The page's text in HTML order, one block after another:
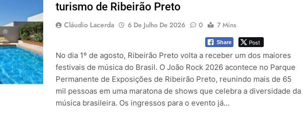
turismo de Ribeirão Preto
Cláudio Lacerda 6 De Julho De 2026 0 7 Mins
Share Post
No dia 1º de agosto, Ribeirão Preto volta a receber um dos maiores
festivais de música do Brasil. O João Rock 2026 acontece no Parque
Permanente de Exposições de Ribeirão Preto, reunindo mais de 65
mil pessoas em uma maratona de shows que celebra a diversidade da
música brasileira. Os ingressos para o evento já…